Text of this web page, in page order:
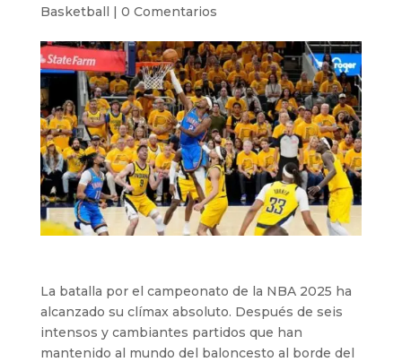
Basketball | 0 Comentarios
La batalla por el campeonato de la NBA 2025 ha
alcanzado su clímax absoluto. Después de seis
intensos y cambiantes partidos que han
mantenido al mundo del baloncesto al borde del